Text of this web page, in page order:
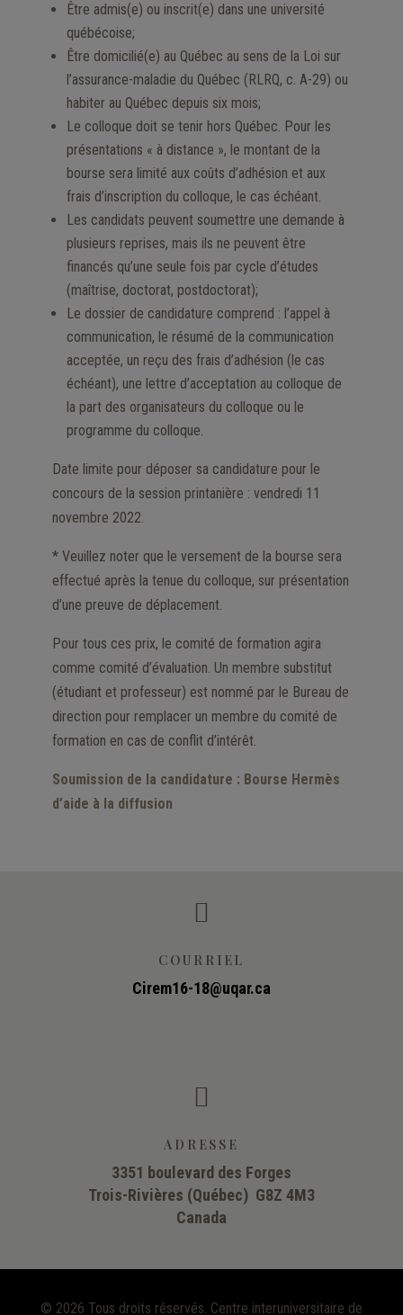
Être admis(e) ou inscrit(e) dans une université
québécoise;
Être domicilié(e) au Québec au sens de la Loi sur
l’assurance-maladie du Québec (RLRQ, c. A-29) ou
habiter au Québec depuis six mois;
Le colloque doit se tenir hors Québec. Pour les
présentations « à distance », le montant de la
bourse sera limité aux coûts d’adhésion et aux
frais d’inscription du colloque, le cas échéant.
Les candidats peuvent soumettre une demande à
plusieurs reprises, mais ils ne peuvent être
financés qu’une seule fois par cycle d’études
(maîtrise, doctorat, postdoctorat);
Le dossier de candidature comprend : l’appel à
communication, le résumé de la communication
acceptée, un reçu des frais d’adhésion (le cas
échéant), une lettre d’acceptation au colloque de
la part des organisateurs du colloque ou le
programme du colloque.
Date limite pour déposer sa candidature pour le
concours de la session printanière : vendredi 11
novembre 2022.
* Veuillez noter que le versement de la bourse sera
effectué après la tenue du colloque, sur présentation
d’une preuve de déplacement.
Pour tous ces prix, le comité de formation agira
comme comité d’évaluation. Un membre substitut
(étudiant et professeur) est nommé par le Bureau de
direction pour remplacer un membre du comité de
formation en cas de conflit d’intérêt.
Soumission de la candidature : Bourse Hermès
d’aide à la diffusion

COURRIEL
Cirem16-18@uqar.ca

ADRESSE
3351 boulevard des Forges
Trois-Rivières (Québec) G8Z 4M3
Canada
© 2026 Tous droits réservés. Centre interuniversitaire de